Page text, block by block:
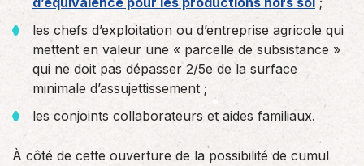
les chefs d’exploitation ou d’entreprise agricole qui
mettent en valeur une « parcelle de subsistance »
qui ne doit pas dépasser 2/5e de la surface
minimale d’assujettissement ;
les conjoints collaborateurs et aides familiaux.
À côté de cette ouverture de la possibilité de cumul